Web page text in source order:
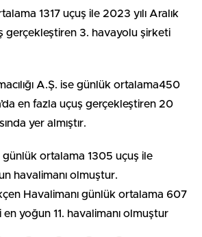
1317 uçuş ile 2023 yılı Aralık
gerçekleştiren 3. havayolu şirketi
A.Ş. ise günlük ortalama450
en fazla uçuş gerçekleştiren 20
yer almıştır.
günlük ortalama 1305 uçuş ile
havalimanı olmuştur.
Havalimanı günlük ortalama 607
en yoğun 11. havalimanı olmuştur